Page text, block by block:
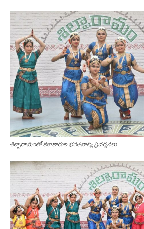
శిల్పారామంలో కళాకారుల భరతనాట్య ప్రదర్శనలు